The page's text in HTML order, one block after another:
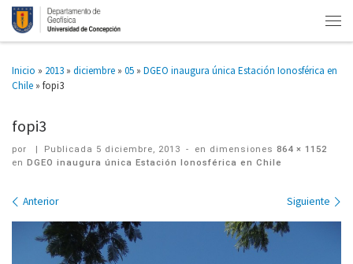
Inicio » 2013 » diciembre » 05 » DGEO inaugura única Estación Ionosférica en
Chile » fopi3
fopi3
por | Publicada 5 diciembre, 2013 - en dimensiones 864 × 1152
en DGEO inaugura única Estación Ionosférica en Chile
Navegación
imágenes
Anterior Siguiente